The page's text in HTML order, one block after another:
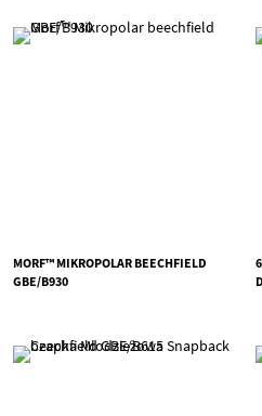
MORF™ MIKROPOLAR BEECHFIELD
GBE/B930